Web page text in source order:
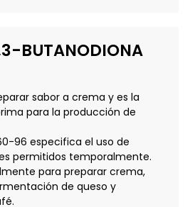
BUTANODIONA
sabor a crema y es la
para la producción de
96 especifica el uso de
permitidos temporalmente.
para preparar crema,
de queso y